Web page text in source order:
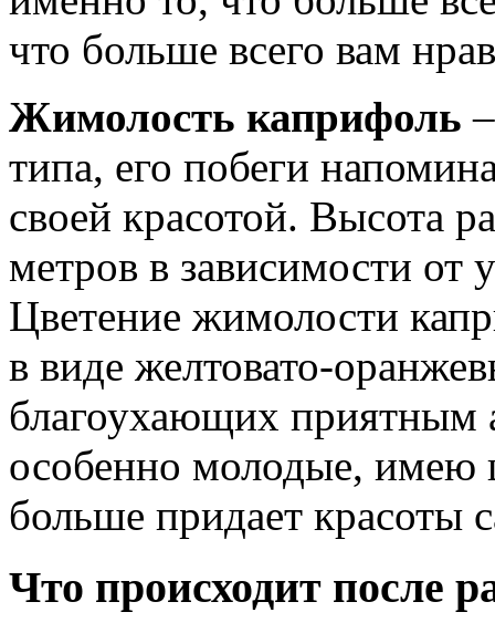
что больше всего вам
Жимолость каприфоль
типа, его побеги
своей красотой. Высота
метров в зависимости от
Цветение жимолости
в виде желтовато-
благоухающих приятным
особенно молодые, имею
больше придает красоты
Что происходит после